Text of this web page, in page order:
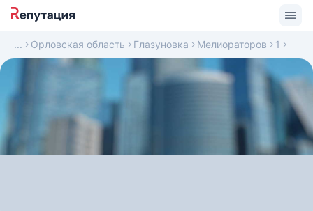
Орловская область Глазуновка Мелиораторов 1